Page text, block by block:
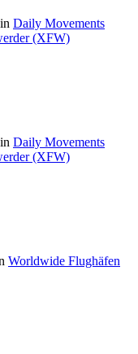
Daily Movements
(XFW)
Daily Movements
(XFW)
Worldwide Flughäfen